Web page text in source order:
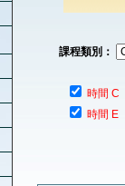
課程類別：
時間 C
時間 E